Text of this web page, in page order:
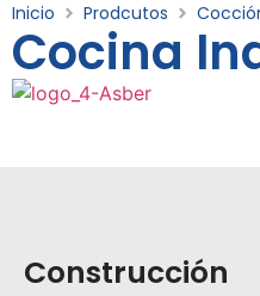
Inicio Prodcutos
Cocina
Construcción